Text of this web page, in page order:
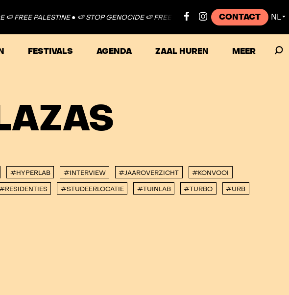
FREE PALESTINE ● 🍉 STOP GENOCIDE 🍉 FREE PALESTINE ● 🍉 STOP GENOCIDE 🍉
CONTACT NL ▼
FESTIVALS AGENDA ZAAL HUREN MEER
#HYPERLAB #INTERVIEW #JAAROVERZICHT #KONVOOI
#STUDEERLOCATIE #TUINLAB #TURBO #URB